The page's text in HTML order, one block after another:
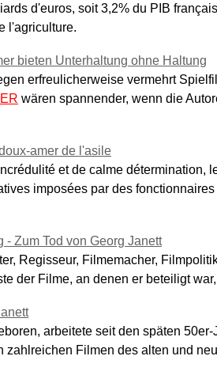
d'euros, soit 3,2% du PIB
l'agriculture.
bieten Unterhaltung ohne Haltung
erfreulicherweise vermehrt
wären spannender, wenn die
amer de l'asile
et de calme détermination,
imposées par des
- Zum Tod von Georg Janett
Regisseur, Filmemacher,
der Filme, an denen er beteiligt
arbeitete seit den späten
zahlreichen Filmen des alten und